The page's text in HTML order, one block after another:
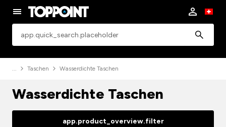
Taschen Wasserdichte Taschen
Wasserdichte Taschen
app.product_overview.filter